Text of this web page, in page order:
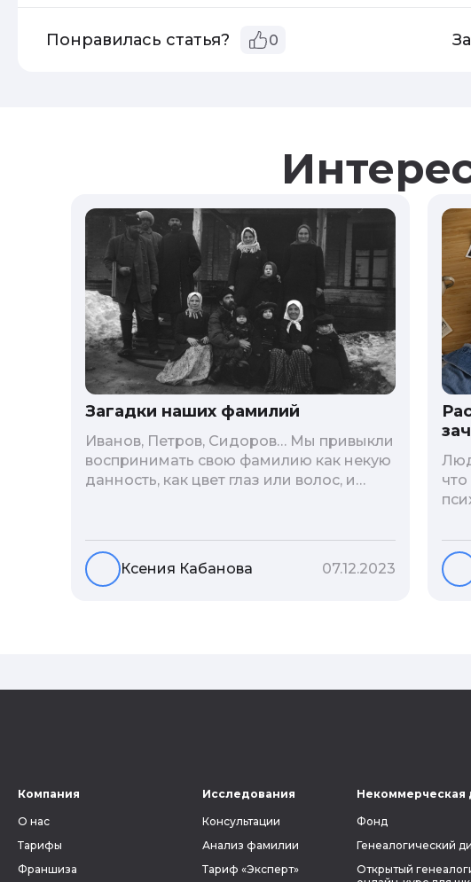
Понравилась статья? 0
Загадки наших фамилий
Иванов, Петров, Сидоров… Мы привыкли
воспринимать свою фамилию как некую
данность, как цвет глаз или волос, и
неблагозвучной или, наоборот,
«дворянской» фамилией, и какие
секреты она может раскрыть о судьбе
Ксения Кабанова 07.12.2023
Компания
О нас
Тарифы
Франшиза
Исследования
Консультации
Анализ фамилии
Тариф «Эксперт»
Некоммерческая
Фонд
Генеалогический
Открытый